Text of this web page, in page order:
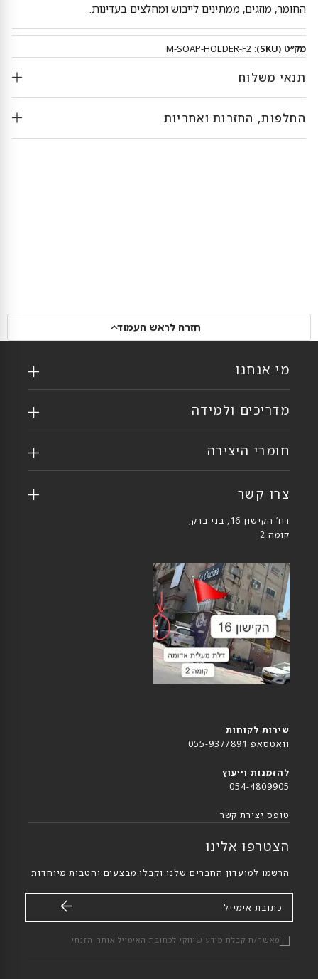
החומר, מוזגים, ממתינים לייבוש ומחלצים בעדינות.
מק״ט (SKU): M-SOAP-HOLDER-F2
תנאי משלוח
החלפות, החזרות ואחריות
חזרה לראש העמוד
מי אנחנו
מדריכים ולמידה
חומרי היצירה
צרו קשר
רח’ הקישון 16, בני ברק,
קומה 2.
שירות לקוחות
וואטסאפ 055-9377891
להזמנות וייעוץ
054-4809905
טופס יצירת קשר
הצטרפו אלינו
הרשמו למועדון החברים שלנו וקבלו מבצעים והטבות מיוחדות
כתובת אימייל
מאשר/ת קבלת מידע שיווקי לכתובת האימייל אותה הזנתי